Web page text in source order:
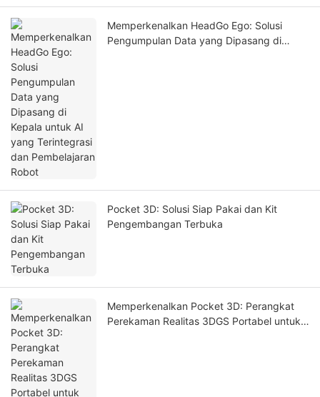
Memperkenalkan HeadGo Ego: Solusi
Pengumpulan Data yang Dipasang di
Pocket 3D: Solusi Siap Pakai dan Kit
Pengembangan Terbuka
Memperkenalkan Pocket 3D: Perangkat
Perekaman Realitas 3DGS Portabel untuk